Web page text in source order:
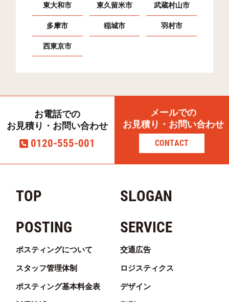
東大和市 東久留米市 武蔵村山市
多摩市 稲城市 羽村市
西東京市
お電話での
お見積り・お問い合わせ
0120-555-001
メールでの
お見積り・お問い合わせ
CONTACT
TOP
SLOGAN
POSTING
ポスティングについて
スタッフ管理体制
ポスティング基本料金表
SERVICE
交通広告
ロジスティクス
デザイン